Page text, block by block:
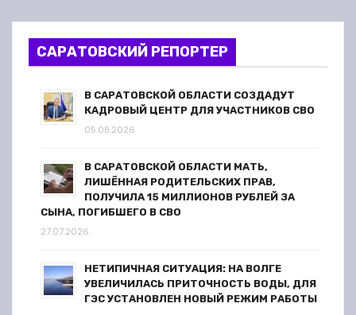
о
САРАТОВСКИЙ РЕПОРТЕР
В САРАТОВСКОЙ ОБЛАСТИ СОЗДАДУТ
КАДРОВЫЙ ЦЕНТР ДЛЯ УЧАСТНИКОВ СВО
05.08.2026
В САРАТОВСКОЙ ОБЛАСТИ МАТЬ,
ЛИШЁННАЯ РОДИТЕЛЬСКИХ ПРАВ,
ПОЛУЧИЛА 15 МИЛЛИОНОВ РУБЛЕЙ ЗА
СЫНА, ПОГИБШЕГО В СВО
27.07.2026
НЕТИПИЧНАЯ СИТУАЦИЯ: НА ВОЛГЕ
УВЕЛИЧИЛАСЬ ПРИТОЧНОСТЬ ВОДЫ, ДЛЯ
ГЭС УСТАНОВЛЕН НОВЫЙ РЕЖИМ РАБОТЫ